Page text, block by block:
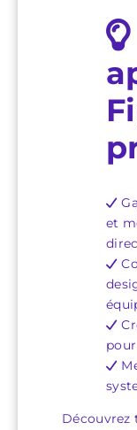
et
Découvrez